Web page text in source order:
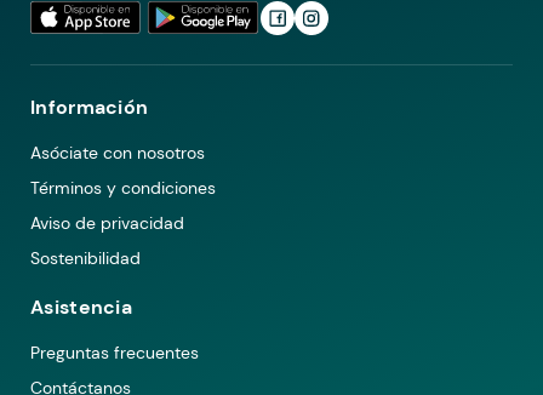
Información
Asóciate con nosotros
Términos y condiciones
Aviso de privacidad
Sostenibilidad
Asistencia
Preguntas frecuentes
Contáctanos